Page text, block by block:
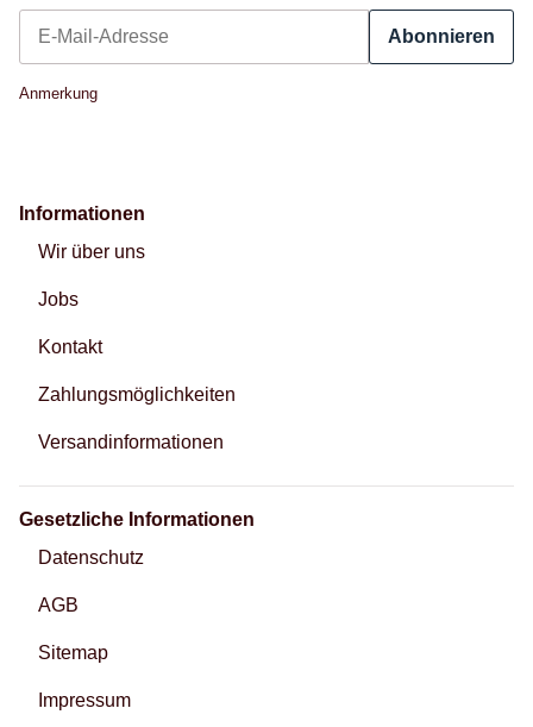
Abonnieren
Anmerkung
Informationen
Wir über uns
Jobs
Kontakt
Zahlungsmöglichkeiten
Versandinformationen
Gesetzliche Informationen
Datenschutz
AGB
Sitemap
Impressum